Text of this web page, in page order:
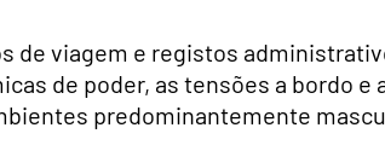
de viagem e registos
de poder, as tensões a bordo e
predominantemente